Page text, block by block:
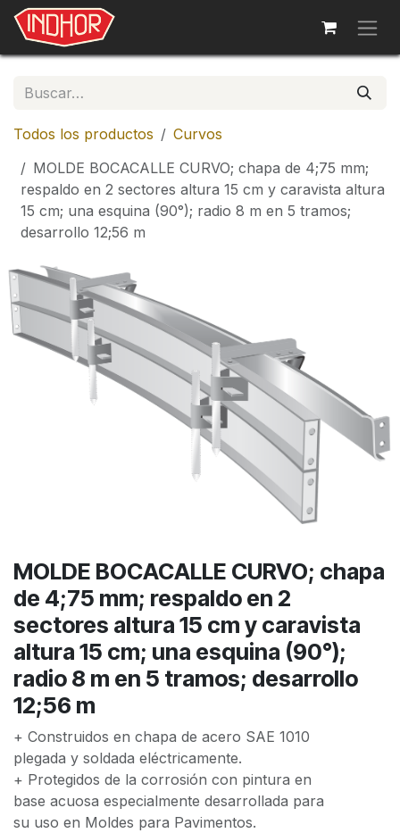
Ir al contenido
Todos los productos
Curvos
MOLDE BOCACALLE CURVO; chapa de 4;75 mm;
respaldo en 2 sectores altura 15 cm y caravista altura
15 cm; una esquina (90°); radio 8 m en 5 tramos;
desarrollo 12;56 m
MOLDE BOCACALLE CURVO; chapa
de 4;75 mm; respaldo en 2
sectores altura 15 cm y caravista
altura 15 cm; una esquina (90°);
radio 8 m en 5 tramos; desarrollo
12;56 m
+ Construidos en chapa de acero SAE 1010
plegada y soldada eléctricamente.
+ Protegidos de la corrosión con pintura en
base acuosa especialmente desarrollada para
su uso en Moldes para Pavimentos.